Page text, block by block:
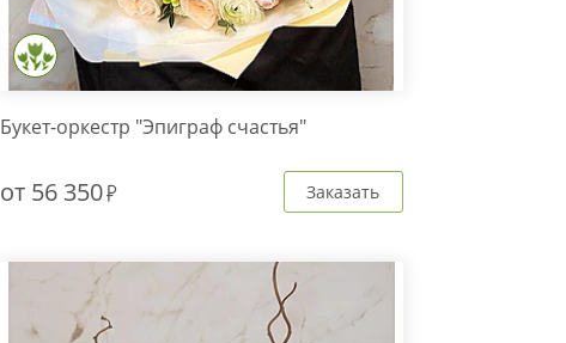
Букет-оркестр "Эпиграф счастья"
от 56 350 Заказать